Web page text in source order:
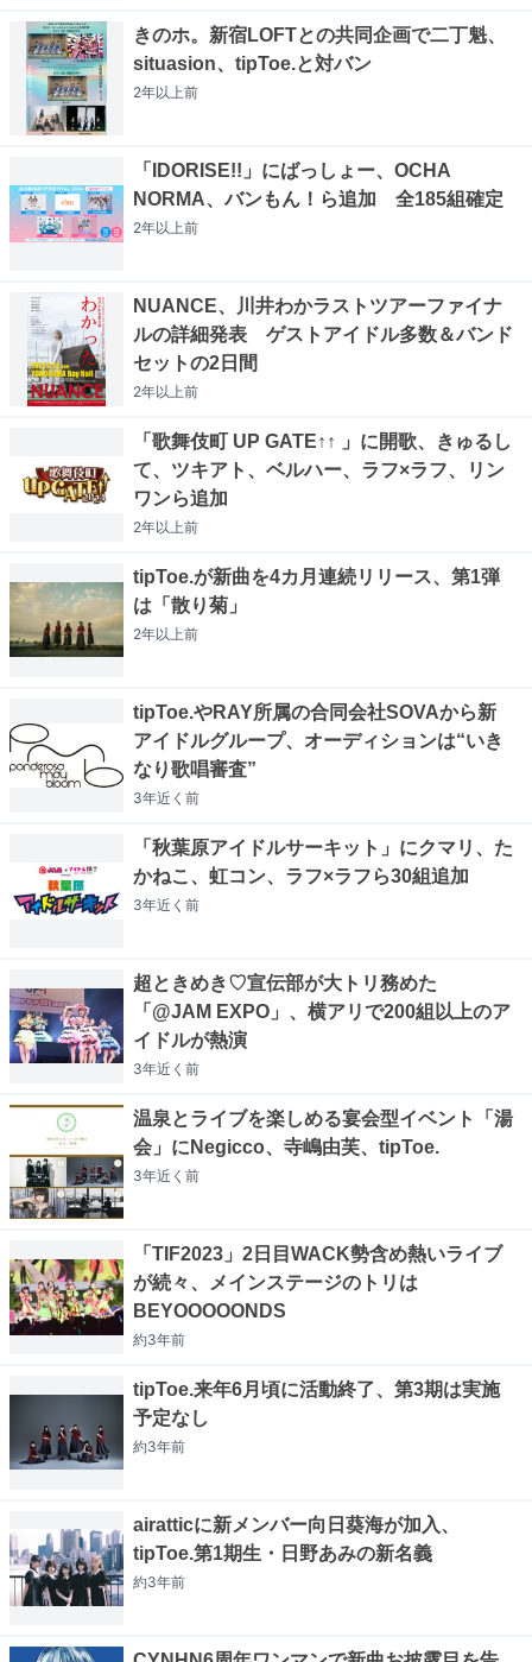
きのホ。新宿LOFTとの共同企画で二丁魁、
situasion、tipToe.と対バン
2年以上前
「IDORISE!!」にばっしょー、OCHA
NORMA、バンもん！ら追加 全185組確定
2年以上前
NUANCE、川井わかラストツアーファイナ
ルの詳細発表 ゲストアイドル多数＆バンド
セットの2日間
2年以上前
「歌舞伎町 UP GATE↑↑ 」に開歌、きゅるし
て、ツキアト、ベルハー、ラフ×ラフ、リン
ワンら追加
2年以上前
tipToe.が新曲を4カ月連続リリース、第1弾
は「散り菊」
2年以上前
tipToe.やRAY所属の合同会社SOVAから新
アイドルグループ、オーディションは“いき
なり歌唱審査”
3年近く 前
「秋葉原アイドルサーキット」にクマリ、た
かねこ、虹コン、ラフ×ラフら30組追加
3年近く 前
超ときめき♡宣伝部が大トリ務めた
「@JAM EXPO」、横アリで200組以上のア
イドルが熱演
3年近く 前
温泉とライブを楽しめる宴会型イベント「湯
会」にNegicco、寺嶋由芙、tipToe.
3年近く 前
「TIF2023」2日目WACK勢含め熱いライブ
が続々、メインステージのトリは
BEYOOOOONDS
約3年前
tipToe.来年6月頃に活動終了、第3期は実施
予定なし
約3年前
airatticに新メンバー向日葵海が加入、
tipToe.第1期生・日野あみの新名義
約3年前